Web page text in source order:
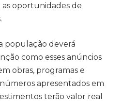
as oportunidades de
população deverá
como esses anúncios
obras, programas e
apresentados em
terão valor real